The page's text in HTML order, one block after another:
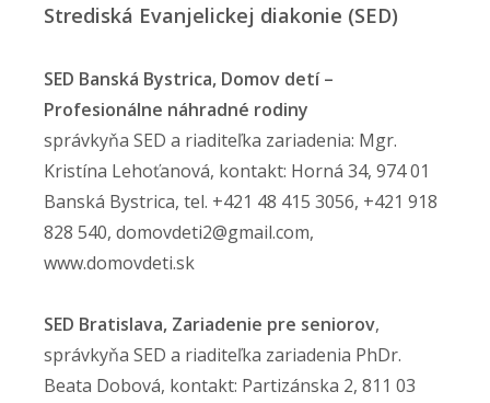
Strediská Evanjelickej diakonie (SED)
SED Banská Bystrica, Domov detí –
Profesionálne náhradné rodiny
správkyňa SED a riaditeľka zariadenia: Mgr.
Kristína Lehoťanová, kontakt: Horná 34, 974 01
Banská Bystrica, tel. +421 48 415 3056, +421 918
828 540, domovdeti2@gmail.com,
www.domovdeti.sk
SED Bratislava, Zariadenie pre seniorov,
správkyňa SED a riaditeľka zariadenia PhDr.
Beata Dobová, kontakt: Partizánska 2, 811 03